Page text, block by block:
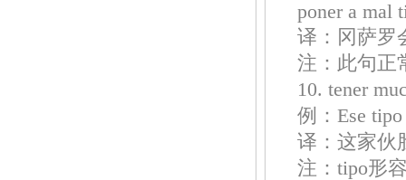
poner a mal
译：冈萨罗
注：此句正
10. tener
例：Ese tipo
译：这家伙
注：tipo形